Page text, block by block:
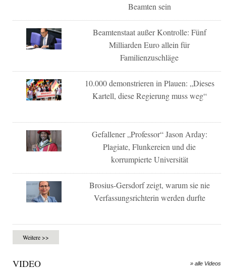
Beamten sein
Beamtenstaat außer Kontrolle: Fünf
Milliarden Euro allein für
Familienzuschläge
10.000 demonstrieren in Plauen: „Dieses
Kartell, diese Regierung muss weg“
Gefallener „Professor“ Jason Arday:
Plagiate, Flunkereien und die
korrumpierte Universität
Brosius-Gersdorf zeigt, warum sie nie
Verfassungsrichterin werden durfte
Weitere >>
VIDEO » alle Videos